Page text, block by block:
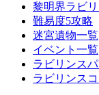
黎明界ラビ
難易度5攻略
迷宮遺物一覧
イベント一覧
ラビリンス
ラビリンス